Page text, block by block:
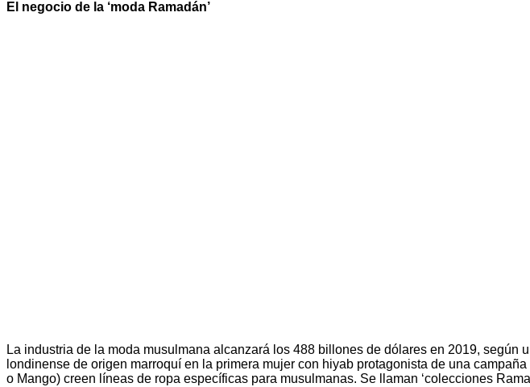
El negocio de la ‘moda Ramadán’
La industria de la moda musulmana alcanzará los 488 billones de dólares en 2019,
londinense de origen marroquí en la primera mujer con hiyab protagonista de una
o Mango) creen líneas de ropa específicas para musulmanas. Se llaman ‘colecciones